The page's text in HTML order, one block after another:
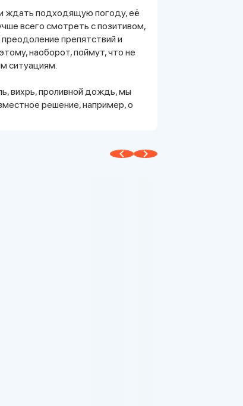
ждать подходящую погоду, её
всего смотреть с позитивом,
препятствий и
наоборот, поймут, что не
ситуациям.
вихрь, проливной дождь, мы
решение, например, о